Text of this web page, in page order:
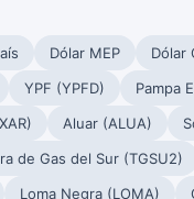
Dólar MEP Dólar
YPF (YPFD) Pampa
Aluar (ALUA)
de Gas del Sur (TGSU2)
Loma Negra (LOMA)